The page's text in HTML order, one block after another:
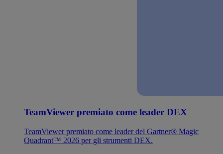
TeamViewer premiato come leader DEX
TeamViewer premiato come leader del Gartner® Magic
Quadrant™ 2026 per gli strumenti DEX.